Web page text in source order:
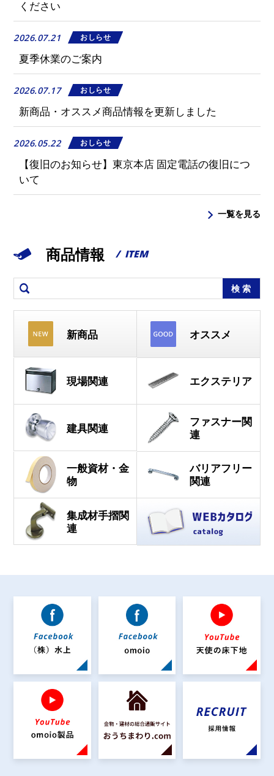
ください
2026.07.21 おしらせ
夏季休業のご案内
2026.07.17 おしらせ
新商品・オススメ商品情報を更新しました
2026.05.22 おしらせ
【復旧のお知らせ】東京本店 固定電話の復旧につ
いて
一覧を見る
商品情報 / ITEM
検 索
新商品 オススメ
現場関連 エクステリア
建具関連
ファスナー関
連
一般資材・金
物
バリアフリー
関連
集成材手摺関
連